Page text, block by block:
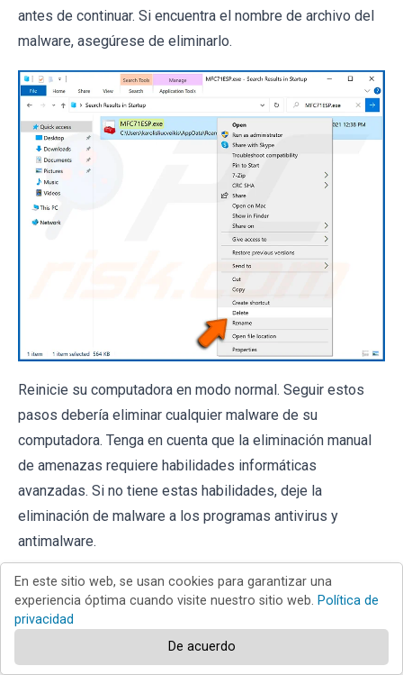
antes de continuar. Si encuentra el nombre de archivo del
malware, asegúrese de eliminarlo.
Reinicie su computadora en modo normal. Seguir estos
pasos debería eliminar cualquier malware de su
computadora. Tenga en cuenta que la eliminación manual
de amenazas requiere habilidades informáticas
avanzadas. Si no tiene estas habilidades, deje la
eliminación de malware a los programas antivirus y
antimalware.
Es posible que estos pasos no funcionen con infecciones
avanzadas de malware. Como siempre, es mejor prevenir
la infección que intentar eliminar el malware más tarde.
En este sitio web, se usan cookies para garantizar una
experiencia óptima cuando visite nuestro sitio web. Política de
privacidad
De acuerdo